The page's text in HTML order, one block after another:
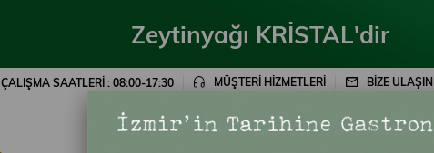
Zeytinyağı KRİSTAL'dir
ÇALIŞMA SAATLERİ : 08:00-17:30 MÜŞTERİ HİZMETLERİ BİZE ULAŞIN